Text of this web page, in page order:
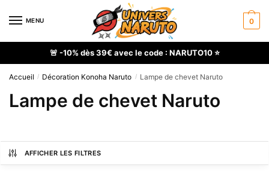
MENU 0
🚨 -10% dès 39€ avec le code : NARUTO10 ⭐
Accueil / Décoration Konoha Naruto / Lampe de chevet Naruto
Lampe de chevet Naruto
AFFICHER LES FILTRES